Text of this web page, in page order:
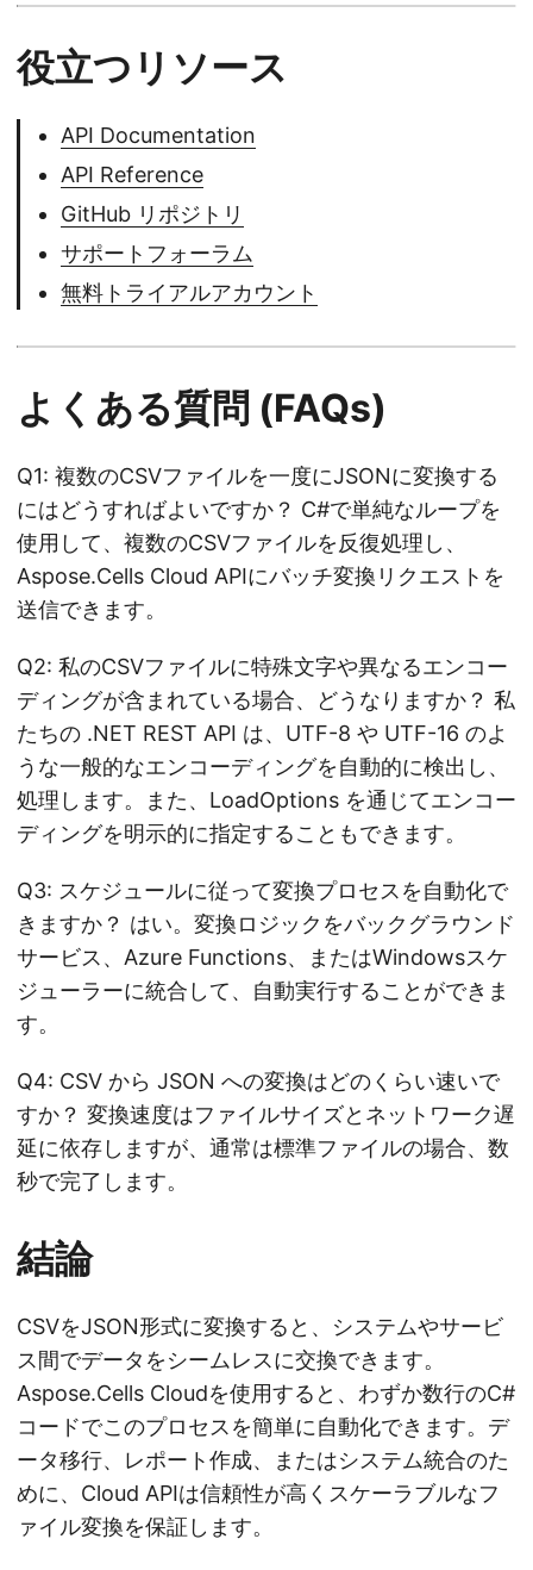
役立つリソース
API Documentation
API Reference
GitHub リポジトリ
サポートフォーラム
無料トライアルアカウント
よくある質問 (FAQs)
Q1: 複数のCSVファイルを一度にJSONに変換する
にはどうすればよいですか？ C#で単純なループを
使用して、複数のCSVファイルを反復処理し、
Aspose.Cells Cloud APIにバッチ変換リクエストを
送信できます。
Q2: 私のCSVファイルに特殊文字や異なるエンコー
ディングが含まれている場合、どうなりますか？ 私
たちの .NET REST API は、UTF-8 や UTF-16 のよ
うな一般的なエンコーディングを自動的に検出し、
処理します。また、LoadOptions を通じてエンコー
ディングを明示的に指定することもできます。
Q3: スケジュールに従って変換プロセスを自動化で
きますか？ はい。変換ロジックをバックグラウンド
サービス、Azure Functions、またはWindowsスケ
ジューラーに統合して、自動実行することができま
す。
Q4: CSV から JSON への変換はどのくらい速いで
すか？ 変換速度はファイルサイズとネットワーク遅
延に依存しますが、通常は標準ファイルの場合、数
秒で完了します。
結論
CSVをJSON形式に変換すると、システムやサービ
ス間でデータをシームレスに交換できます。
Aspose.Cells Cloudを使用すると、わずか数行のC#
コードでこのプロセスを簡単に自動化できます。デ
ータ移行、レポート作成、またはシステム統合のた
めに、Cloud APIは信頼性が高くスケーラブルなフ
ァイル変換を保証します。